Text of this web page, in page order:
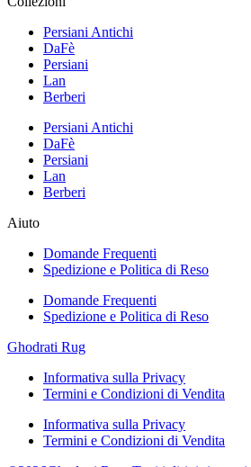
Persiani Antichi
DaFè
Persiani
Lan
Berberi
Persiani Antichi
DaFè
Persiani
Lan
Berberi
Aiuto
Domande Frequenti
Spedizione e Politica di Reso
Domande Frequenti
Spedizione e Politica di Reso
Ghodrati Rug
Informativa sulla Privacy
Termini e Condizioni di Vendita
Informativa sulla Privacy
Termini e Condizioni di Vendita